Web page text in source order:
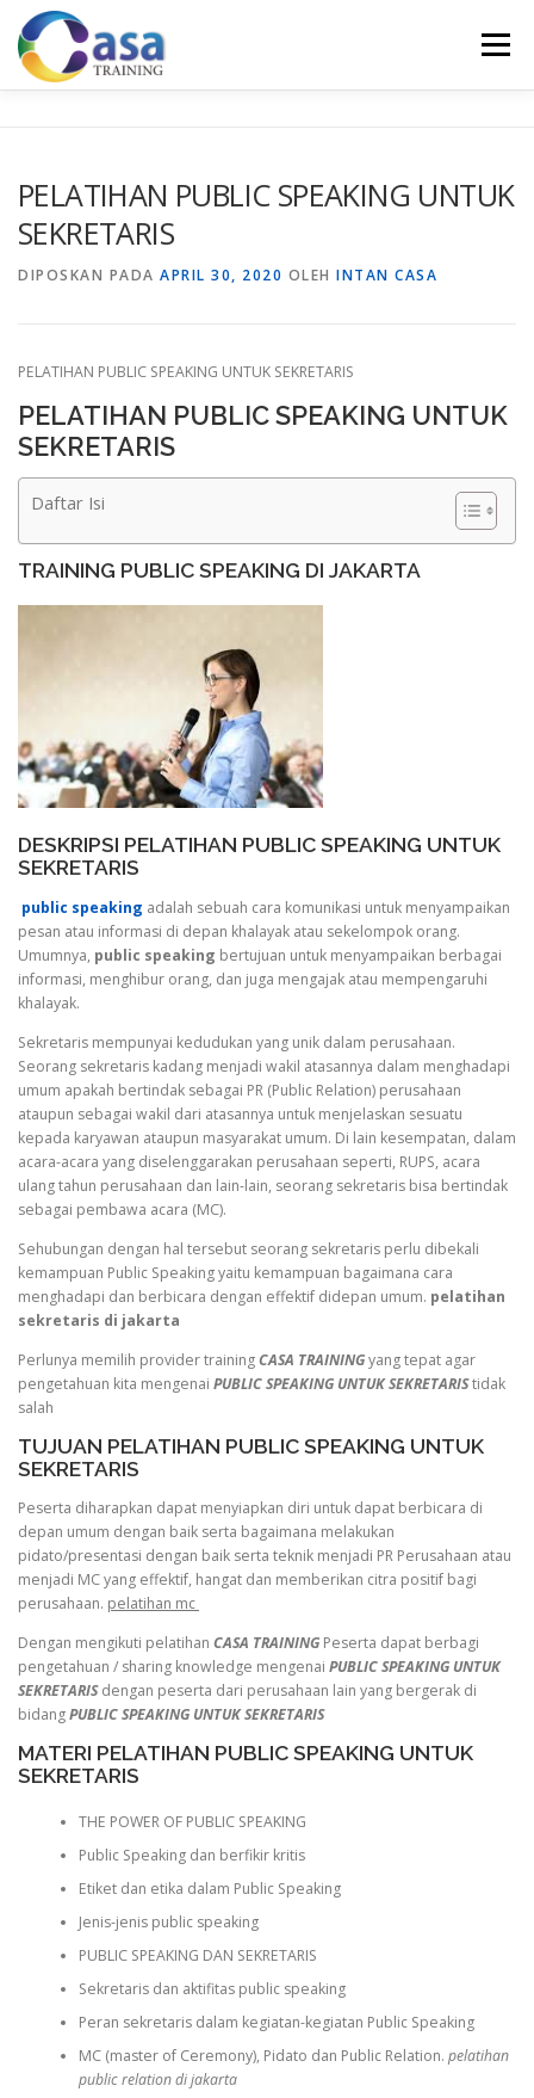
Lompat
konten
Menu
KONTAK KAMI
PELATIHAN PUBLIC SPEAKING UNTUK
SEKRETARIS
DIPOSKAN PADA APRIL 30, 2020 OLEH INTAN CASA
PELATIHAN PUBLIC SPEAKING UNTUK SEKRETARIS
PELATIHAN PUBLIC SPEAKING UNTUK
SEKRETARIS
Daftar Isi
TRAINING PUBLIC SPEAKING DI JAKARTA
DESKRIPSI PELATIHAN PUBLIC SPEAKING UNTUK
SEKRETARIS
public speaking adalah sebuah cara komunikasi untuk menyampaikan
pesan atau informasi di depan khalayak atau sekelompok orang.
Umumnya, public speaking bertujuan untuk menyampaikan berbagai
informasi, menghibur orang, dan juga mengajak atau mempengaruhi
khalayak.
Sekretaris mempunyai kedudukan yang unik dalam perusahaan.
Seorang sekretaris kadang menjadi wakil atasannya dalam menghadapi
umum apakah bertindak sebagai PR (Public Relation) perusahaan
ataupun sebagai wakil dari atasannya untuk menjelaskan sesuatu
kepada karyawan ataupun masyarakat umum. Di lain kesempatan, dalam
acara-acara yang diselenggarakan perusahaan seperti, RUPS, acara
ulang tahun perusahaan dan lain-lain, seorang sekretaris bisa bertindak
sebagai pembawa acara (MC).
Sehubungan dengan hal tersebut seorang sekretaris perlu dibekali
kemampuan Public Speaking yaitu kemampuan bagaimana cara
menghadapi dan berbicara dengan effektif didepan umum. pelatihan
sekretaris di jakarta
Perlunya memilih provider trainingCASA TRAININGyang tepat agar
pengetahuan kita mengenai PUBLIC SPEAKING UNTUK SEKRETARIStidak
salah
TUJUAN PELATIHAN PUBLIC SPEAKING UNTUK
SEKRETARIS
Peserta diharapkan dapat menyiapkan diri untuk dapat berbicara di
depan umum dengan baik serta bagaimana melakukan
pidato/presentasi dengan baik serta teknik menjadi PR Perusahaan atau
menjadi MC yang effektif, hangat dan memberikan citra positif bagi
perusahaan. pelatihan mc
Dengan mengikuti pelatihan CASA TRAINING Peserta dapat berbagi
pengetahuan / sharing knowledge mengenai PUBLIC SPEAKING UNTUK
SEKRETARIS dengan peserta dari perusahaan lain yang bergerak di
bidangPUBLIC SPEAKING UNTUK SEKRETARIS
MATERI PELATIHAN PUBLIC SPEAKING UNTUK
SEKRETARIS
THE POWER OF PUBLIC SPEAKING
Public Speaking dan berfikir kritis
Etiket dan etika dalam Public Speaking
Jenis-jenis public speaking
PUBLIC SPEAKING DAN SEKRETARIS
Sekretaris dan aktifitas public speaking
Peran sekretaris dalam kegiatan-kegiatan Public Speaking
MC (master of Ceremony), Pidato dan Public Relation. pelatihan
public relation di jakarta